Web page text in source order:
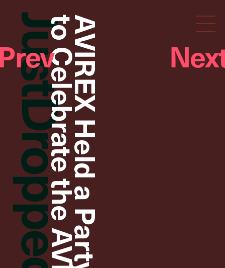
Droptokyo
JustDroppedAVIREX Held a Party